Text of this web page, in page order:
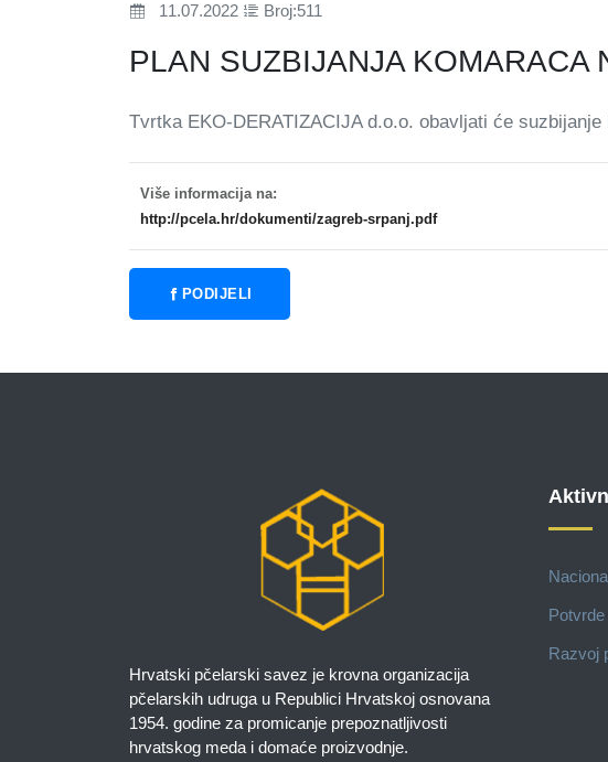
11.07.2022 Broj:511
PLAN SUZBIJANJA KOMARACA
Tvrtka EKO-DERATIZACIJA d.o.o. obavljati će
Više informacija na:
http://pcela.hr/dokumenti/zagreb-srpanj.pdf
PODIJELI
Hrvatski pčelarski savez je krovna organizacija
pčelarskih udruga u Republici Hrvatskoj osnovana
1954. godine za promicanje prepoznatljivosti
hrvatskog meda i domaće proizvodnje.
Razvoj